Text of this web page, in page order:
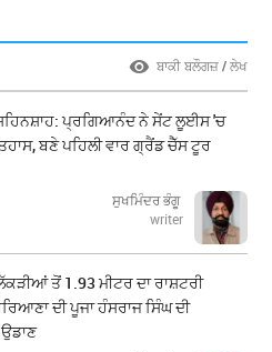
ਬਾਕੀ ਬਲੌਗਜ਼ / ਲੇਖ
ਪ੍ਰਗਿਆਨੰਦ ਨੇ ਸੇਂਟ ਲੂਈਸ 'ਚ
ਬਣੇ ਪਹਿਲੀ ਵਾਰ ਗ੍ਰੈਂਡ ਚੈੱਸ ਟੂਰ
ਸੁਖਮਿੰਦਰ ਭੰਗੂ
writer
ਤੋਂ 1.93 ਮੀਟਰ ਦਾ ਰਾਸ਼ਟਰੀ
ਦੀ ਪੂਜਾ ਹੰਸਰਾਜ ਸਿੰਘ ਦੀ